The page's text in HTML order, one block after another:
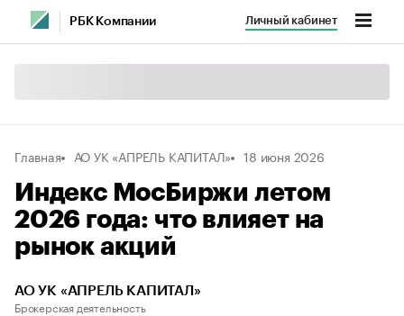
РБК Компании Личный кабинет
Главная АО УК «АПРЕЛЬ КАПИТАЛ» 18 июня 2026
Индекс МосБиржи летом
2026 года: что влияет на
рынок акций
АО УК «АПРЕЛЬ КАПИТАЛ»
Брокерская деятельность